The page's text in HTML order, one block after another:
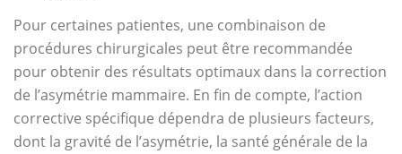
Pour certaines patientes, une combinaison de
procédures chirurgicales peut être recommandée
pour obtenir des résultats optimaux dans la correction
de l’asymétrie mammaire. En fin de compte, l’action
corrective spécifique dépendra de plusieurs facteurs,
dont la gravité de l’asymétrie, la santé générale de la